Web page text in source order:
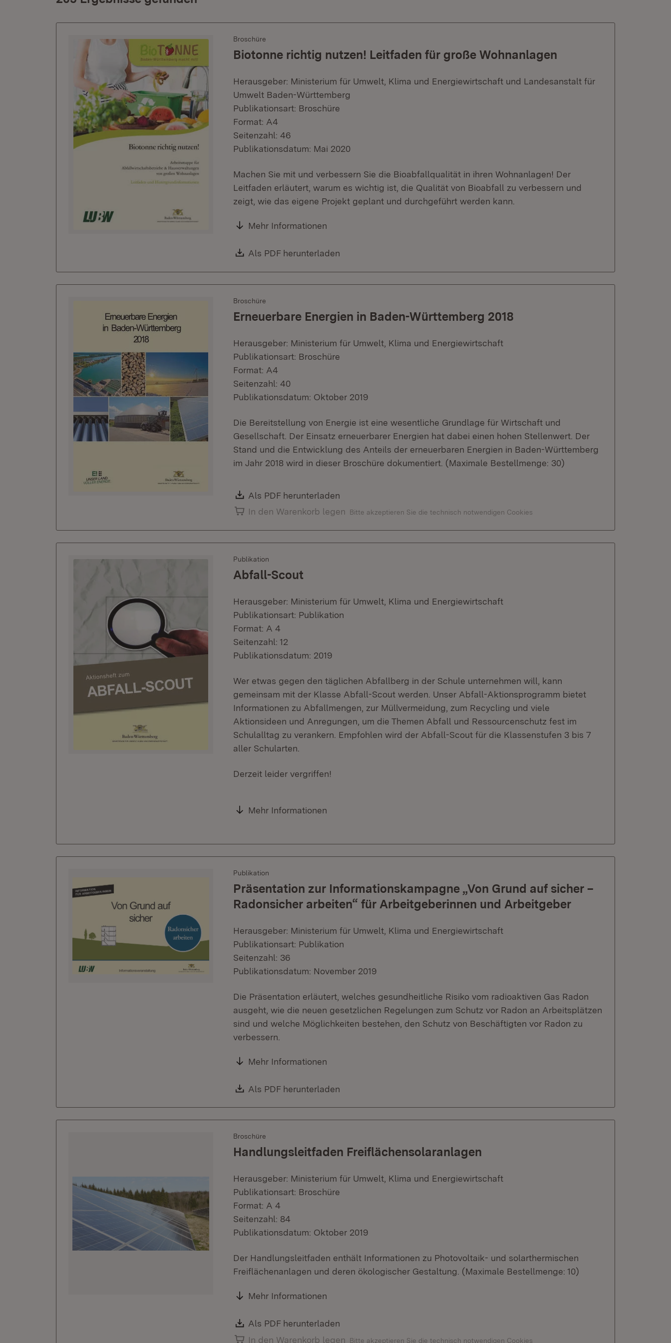
Broschüre
Biotonne richtig nutzen! Leitfaden für große Wohnanlagen
Herausgeber: Ministerium für Umwelt, Klima und Energiewirtschaft und Landesanstalt für
Umwelt Baden-Württemberg
Publikationsart: Broschüre
Format: A4
Seitenzahl: 46
Publikationsdatum: Mai 2020
Machen Sie mit und verbessern Sie die Bioabfallqualität in ihren Wohnanlagen! Der
Leitfaden erläutert, warum es wichtig ist, die Qualität von Bioabfall zu verbessern und
zeigt, wie das eigene Projekt geplant und durchgeführt werden kann.
Mehr Informationen
Download:
Als PDF herunterladen
Broschüre
Erneuerbare Energien in Baden-Württemberg 2018
Herausgeber: Ministerium für Umwelt, Klima und Energiewirtschaft
Publikationsart: Broschüre
Format: A4
Seitenzahl: 40
Publikationsdatum: Oktober 2019
Die Bereitstellung von Energie ist eine wesentliche Grundlage für Wirtschaft und
Gesellschaft. Der Einsatz erneuerbarer Energien hat dabei einen hohen Stellenwert. Der
Stand und die Entwicklung des Anteils der erneuerbaren Energien in Baden-Württemberg
im Jahr 2018 wird in dieser Broschüre dokumentiert. (Maximale Bestellmenge: 30)
Download:
Als PDF herunterladen
In den Warenkorb legen
Bitte akzeptieren Sie die technisch notwendigen Cookies
Publikation
Abfall-Scout
Herausgeber: Ministerium für Umwelt, Klima und Energiewirtschaft
Publikationsart: Publikation
Format: A 4
Seitenzahl: 12
Publikationsdatum: 2019
Wer etwas gegen den täglichen Abfallberg in der Schule unternehmen will, kann
gemeinsam mit der Klasse Abfall-Scout werden. Unser Abfall-Aktionsprogramm bietet
Informationen zu Abfallmengen, zur Müllvermeidung, zum Recycling und viele
Aktionsideen und Anregungen, um die Themen Abfall und Ressourcenschutz fest im
Schulalltag zu verankern. Empfohlen wird der Abfall-Scout für die Klassenstufen 3 bis 7
aller Schularten.
Derzeit leider vergriffen!
Mehr Informationen
Publikation
Präsentation zur Informationskampagne „Von Grund auf sicher –
Radonsicher arbeiten“ für Arbeitgeberinnen und Arbeitgeber
Herausgeber: Ministerium für Umwelt, Klima und Energiewirtschaft
Publikationsart: Publikation
Seitenzahl: 36
Publikationsdatum: November 2019
Die Präsentation erläutert, welches gesundheitliche Risiko vom radioaktiven Gas Radon
ausgeht, wie die neuen gesetzlichen Regelungen zum Schutz vor Radon an Arbeitsplätzen
sind und welche Möglichkeiten bestehen, den Schutz von Beschäftigten vor Radon zu
verbessern.
Mehr Informationen
Download:
Als PDF herunterladen
Broschüre
Handlungsleitfaden Freiflächensolaranlagen
Herausgeber: Ministerium für Umwelt, Klima und Energiewirtschaft
Publikationsart: Broschüre
Format: A 4
Seitenzahl: 84
Publikationsdatum: Oktober 2019
Der Handlungsleitfaden enthält Informationen zu Photovoltaik- und solarthermischen
Freiflächenanlagen und deren ökologischer Gestaltung. (Maximale Bestellmenge: 10)
Mehr Informationen
Download:
Als PDF herunterladen
In den Warenkorb legen
Bitte akzeptieren Sie die technisch notwendigen Cookies